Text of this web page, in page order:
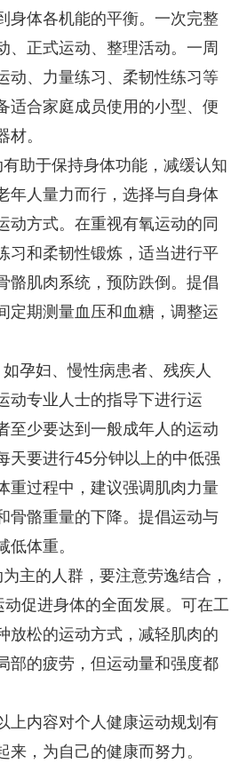
身体各机能的平衡。一次完整
、正式运动、整理活动。一周
动、力量练习、柔韧性练习等
适合家庭成员使用的小型、便
。
于保持身体功能，减缓认知
年人量力而行，选择与自身体
动方式。在重视有氧运动的同
习和柔韧性锻炼，适当进行平
骼肌肉系统，预防跌倒。提倡
定期测量血压和血糖，调整运
妇、慢性病患者、残疾人
动专业人士的指导下进行运
至少要达到一般成年人的运动
天要进行45分钟以上的中低强
重过程中，建议强调肌肉力量
骨骼重量的下降。提倡运动与
体重。
的人群，要注意劳逸结合，
动促进身体的全面发展。可在工
放松的运动方式，减轻肌肉的
部的疲劳，但运动量和强度都
内容对个人健康运动规划有
，为自己的健康而努力。